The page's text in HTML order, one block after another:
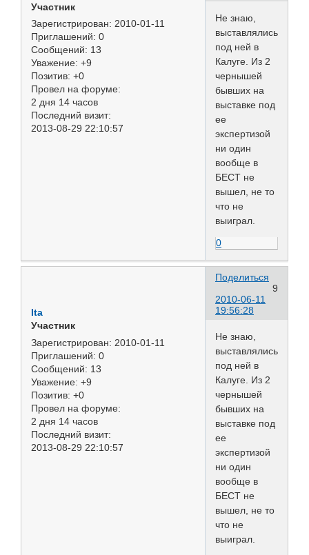
Участник
Зарегистрирован: 2010-01-11
Приглашений: 0
Сообщений: 13
Уважение: +9
Позитив: +0
Провел на форуме:
2 дня 14 часов
Последний визит:
2013-08-29 22:10:57
Не знаю,
выставлялись
под ней в
Калуге. Из 2
чернышей
бывших на
выставке под
ее
экспертизой
ни один
вообще в
БЕСТ не
вышел, не то
что не
выиграл.
0
Поделиться
9
2010-06-11
19:56:28
Ita
Участник
Зарегистрирован: 2010-01-11
Приглашений: 0
Сообщений: 13
Уважение: +9
Позитив: +0
Провел на форуме:
2 дня 14 часов
Последний визит:
2013-08-29 22:10:57
Не знаю,
выставлялись
под ней в
Калуге. Из 2
чернышей
бывших на
выставке под
ее
экспертизой
ни один
вообще в
БЕСТ не
вышел, не то
что не
выиграл.